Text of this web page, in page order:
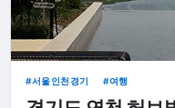
서울인천경기 여행